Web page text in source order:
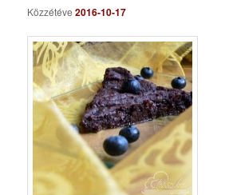
Közzétéve2016-10-17